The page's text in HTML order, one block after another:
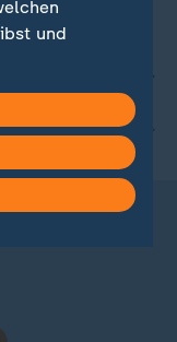
und
oder ändern.
unserer